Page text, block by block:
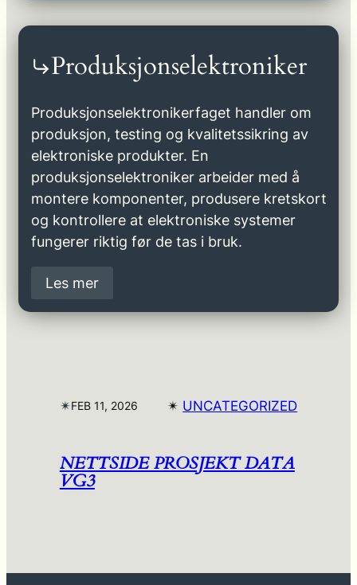
Produksjonselektroniker
Produksjonselektronikerfaget handler om
produksjon, testing og kvalitetssikring av
elektroniske produkter. En
produksjonselektroniker arbeider med å
montere komponenter, produsere kretskort
og kontrollere at elektroniske systemer
fungerer riktig før de tas i bruk.
Les mer
✴︎FEB 11, 2026 ✴︎ UNCATEGORIZED
NETTSIDE PROSJEKT DATA
VG3